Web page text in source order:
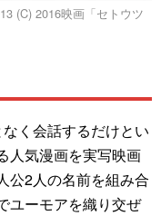
(C) 2016映画「セトウツ
く会話するだけとい
人気漫画を実写映画
公2人の名前を組み合
ユーモアを織り交ぜ